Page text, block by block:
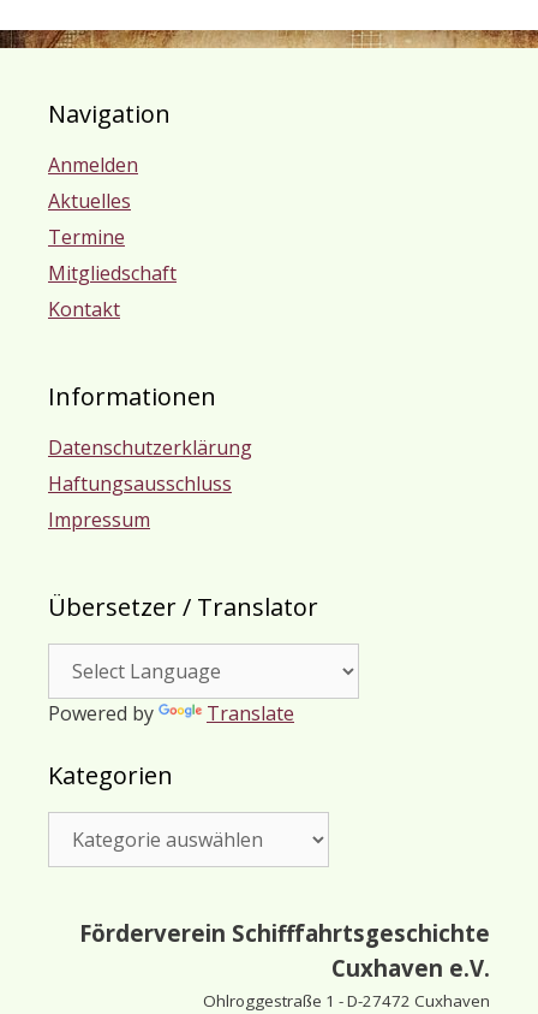
Navigation
Anmelden
Aktuelles
Termine
Mitgliedschaft
Kontakt
Informationen
Datenschutzerklärung
Haftungsausschluss
Impressum
Übersetzer / Translator
Powered by Translate
Kategorien
Förderverein Schifffahrtsgeschichte
Cuxhaven e.V.
Ohlroggestraße 1 - D-27472 Cuxhaven